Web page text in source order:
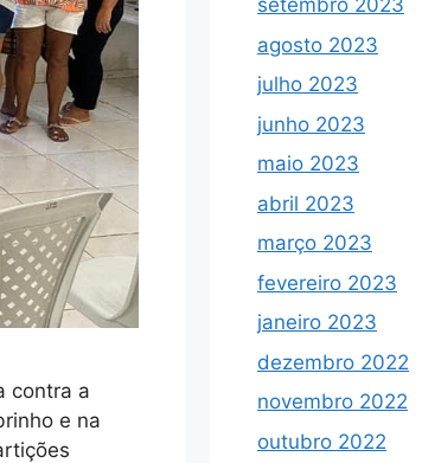
contra a
e na
setembro 2023
agosto 2023
julho 2023
junho 2023
maio 2023
abril 2023
março 2023
fevereiro 2023
janeiro 2023
dezembro 2022
novembro 2022
outubro 2022